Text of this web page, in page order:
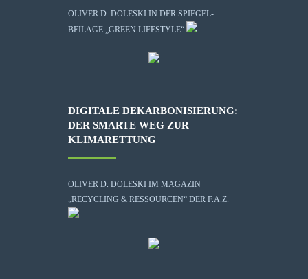
OLIVER D. DOLESKI IN DER SPIEGEL-
BEILAGE „GREEN LIFESTYLE“
DIGITALE DEKARBONISIERUNG:
DER SMARTE WEG ZUR
KLIMARETTUNG
OLIVER D. DOLESKI IM MAGAZIN
„RECYCLING & RESSOURCEN“ DER F.A.Z.